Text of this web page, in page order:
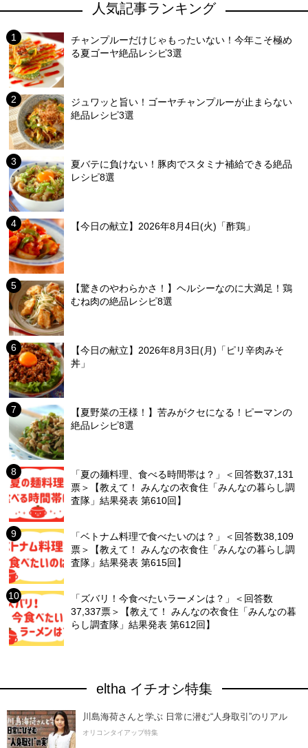
人気記事ランキング
チャンプルーだけじゃもったいない！今年こそ極め
る夏ゴーヤ絶品レシピ3選
ジュワッと旨い！ゴーヤチャンプルーが止まらない
絶品レシピ3選
夏バテに負けない！豚肉でスタミナ補給できる絶品
レシピ8選
【今日の献立】2026年8月4日(火)「酢鶏」
【驚きのやわらかさ！】ヘルシーなのに大満足！鶏
むね肉の絶品レシピ8選
【今日の献立】2026年8月3日(月)「ピリ辛肉みそ
丼」
【夏野菜の王様！】苦みがクセになる！ピーマンの
絶品レシピ8選
「夏の麺料理、食べる時間帯は？」＜回答数37,131
票＞【教えて！ みんなの衣食住「みんなの暮らし調
査隊」結果発表 第610回】
「ベトナム料理で食べたいのは？」＜回答数38,109
票＞【教えて！ みんなの衣食住「みんなの暮らし調
査隊」結果発表 第615回】
「ズバリ！今食べたいラーメンは？」＜回答数
37,337票＞【教えて！ みんなの衣食住「みんなの暮
らし調査隊」結果発表 第612回】
eltha イチオシ特集
川島海荷さんと学ぶ 日常に潜む“人身取引”のリアル
オリコンタイアップ特集